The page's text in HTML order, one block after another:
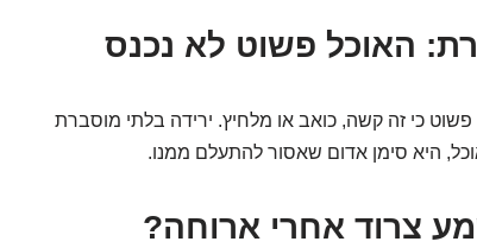
האוכל פשוט לא נכנס
כי זה קשה, כואב או מלחיץ. ירידה בלתי מוסברת
היא סימן אדום שאסור להתעלם ממנו.
צרוד אחרי ארוחה?